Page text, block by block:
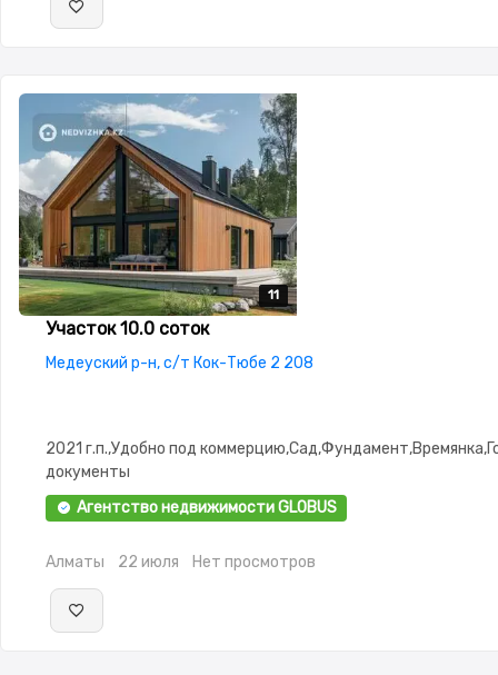
11
11
11
11
11
Участок 10.0 соток
Медеуский р-н, с/т Кок-Тюбе 2 208
2021 г.п.,Удобно под
документы
Агентство недвижимости GLOBUS
Алматы 22 июля Нет просмотров